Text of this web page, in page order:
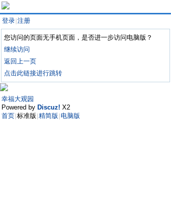
登录 注册
您访问的页面无手机页面，是否进一步访问电脑版？
继续访问
返回上一页
点击此链接进行跳转
幸福大观园
Powered by Discuz! X2
首页 标准版 精简版 电脑版